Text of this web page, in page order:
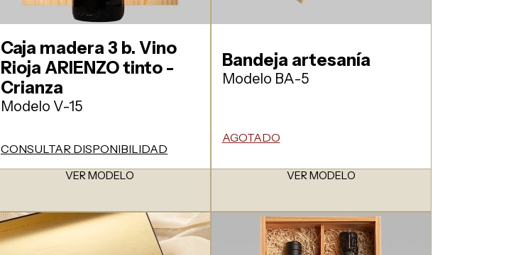
Caja madera 3 b. Vino
Rioja ARIENZO tinto -
Crianza
Modelo V-15
CONSULTAR DISPONIBILIDAD
VER MODELO
Bandeja artesanía
Modelo BA-5
AGOTADO
VER MODELO